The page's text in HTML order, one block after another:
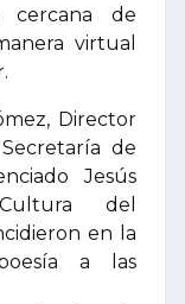
cercana de
virtual
Director
de
Jesús
del
en la
a las